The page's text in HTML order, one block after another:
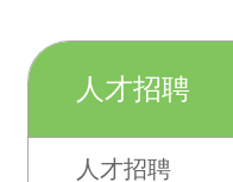
人才招聘
人才招聘